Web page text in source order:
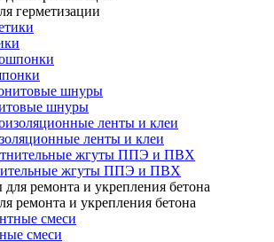
герметизации
шнуры
ленты и клеи
жгуты ППЭ и ПВХ
ремонта и укрепления бетона
смеси